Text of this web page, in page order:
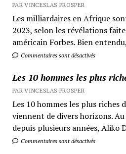
PAR VINCESLAS PROSPER
Les milliardaires en Afrique
2023, selon les révélations
américain Forbes. Bien
Commentaires sont désactivés
Les 10 hommes les plus
PAR VINCESLAS PROSPER
Les 10 hommes les plus riches
viennent de divers horizons.
depuis plusieurs années, Aliko
Commentaires sont désactivés